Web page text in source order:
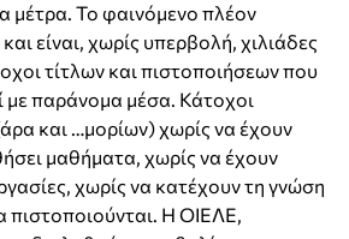
μέτρα. Το φαινόμενο πλέον
είναι, χωρίς υπερβολή, χιλιάδες
τίτλων και πιστοποιήσεων που
με παράνομα μέσα. Κάτοχοι
και …μορίων) χωρίς να έχουν
μαθήματα, χωρίς να έχουν
χωρίς να κατέχουν τη γνώση
πιστοποιούνται. Η ΟΙΕΛΕ,